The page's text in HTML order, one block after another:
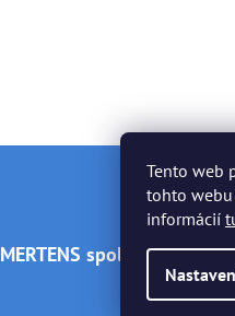
Tento web
tohto webu
informácií
MERTENS spol. s r.o..